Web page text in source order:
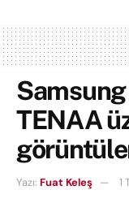
TENAA
Yazı: Fuat Keleş 1